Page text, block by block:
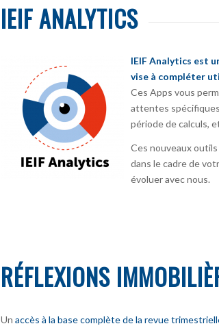
IEIF ANALYTICS
IEIF Analytics est
vise à compléter
Ces Apps vous
attentes
période de calculs,
Ces nouveaux
dans le cadre de
évoluer avec nous.
RÉFLEXIONS
Unaccès à la base complète de la revue